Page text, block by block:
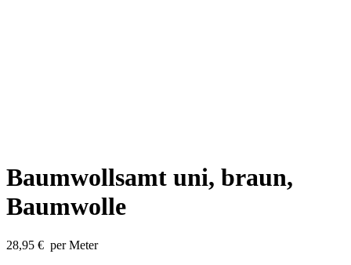
Baumwollsamt uni, braun,
Baumwolle
28,95 € per Meter